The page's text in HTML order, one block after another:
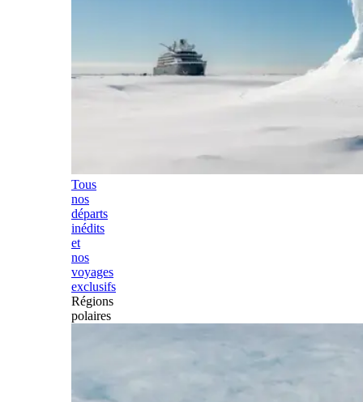
Tous
nos
départs
inédits
et
nos
voyages
exclusifs
Régions
polaires